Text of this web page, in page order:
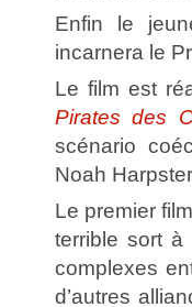
Enfin le
incarnera le
Le film est
Pirates des
scénario
Noah
Le premier
terrible sort à
complexes
d’autres